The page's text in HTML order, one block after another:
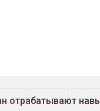
отрабатывают